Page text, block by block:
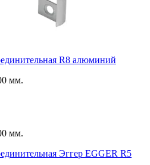
R8 алюминий
мм.
мм.
Эггер EGGER R5